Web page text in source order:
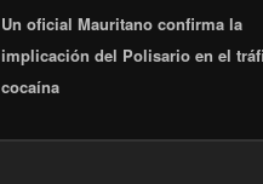
entradasanterior:
Un oficial Mauritano confirma la
implicación del Polisario en el
cocaína